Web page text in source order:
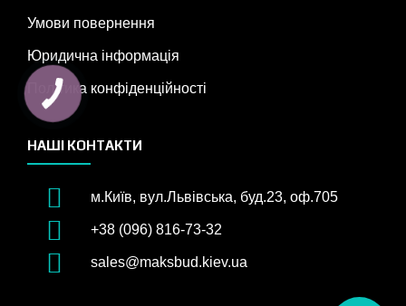
Умови повернення
Юридична інформація
Політика конфіденційності
НАШІ КОНТАКТИ
м.Київ, вул.Львівська, буд.23, оф.705
+38 (096) 816-73-32
sales@maksbud.kiev.ua